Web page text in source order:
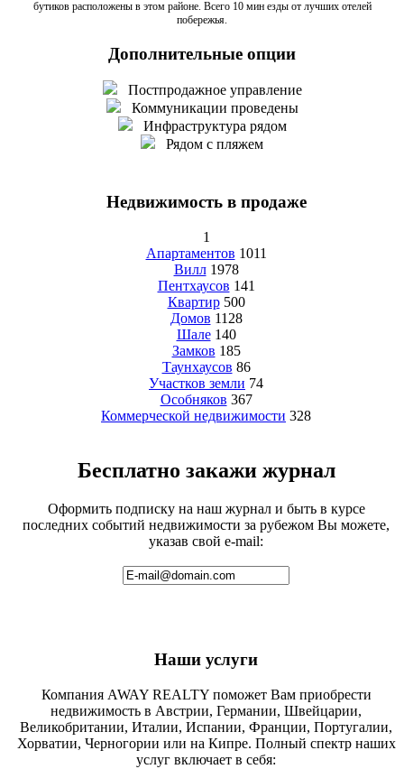
бутиков расположены в этом районе. Всего 10 мин езды от лучших отелей
побережья.
Дополнительные опции
Постпродажное управление
Коммуникации проведены
Инфраструктура рядом
Рядом с пляжем
Недвижимость в продаже
1
Апартаментов 1011
Вилл 1978
Пентхаусов 141
Квартир 500
Домов 1128
Шале 140
Замков 185
Таунхаусов 86
Участков земли 74
Особняков 367
Коммерческой недвижимости 328
Бесплатно закажи журнал
Оформить подписку на наш журнал и быть в курсе
последних событий недвижимости за рубежом Вы можете,
указав свой e-mail:
Наши услуги
Компания AWAY REALTY поможет Вам приобрести
недвижимость в Австрии, Германии, Швейцарии,
Великобритании, Италии, Испании, Франции, Португалии,
Хорватии, Черногории или на Кипре. Полный спектр наших
услуг включает в себя: